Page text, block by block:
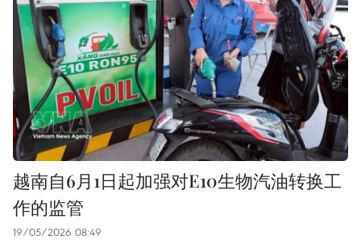
越南自6月1日起加强对E10生物汽油转换工
作的监管
19/05/2026 08:49